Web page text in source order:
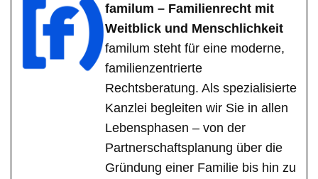
familum – Familienrecht mit
Weitblick und Menschlichkeit
familum steht für eine moderne,
familienzentrierte
Rechtsberatung. Als spezialisierte
Kanzlei begleiten wir Sie in allen
Lebensphasen – von der
Partnerschaftsplanung über die
Gründung einer Familie bis hin zu